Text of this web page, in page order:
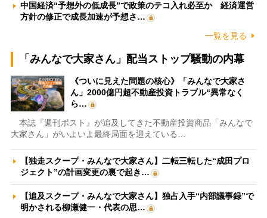
中国経済“予想外の低成長”で政策のテコ入れ必至か 経済運営
方針の修正で成長加速が予想さ…
一覧を見る
「みんなで大家さん」配当ストップ騒動の内幕
《ついに見えた問題の核心》「みんなで大家さ
ん」2000億円超不動産投資トラブル“異常なく
ら…
本誌『週刊ポスト』が追及してきた不動産投資商品「みんなで
大家さん」がいよいよ最終局面を迎えている…
【独走スクープ・みんなで大家さん】二転三転した“成田プロ
ジェクト”の計画変更の裏で起き…
【追及スクープ・みんなで大家さん】独占入手“内部議事録”で
明かされる柳瀬健一・代表の思…